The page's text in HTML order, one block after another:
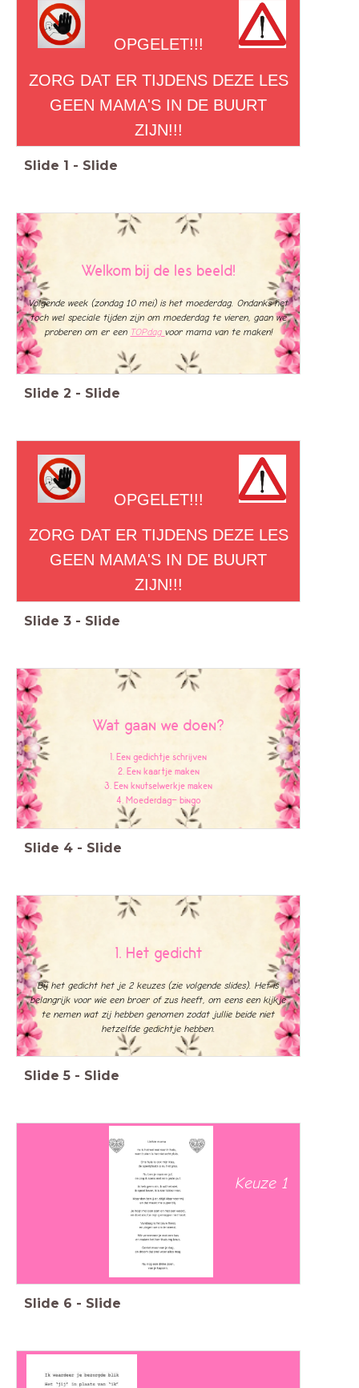
OPGELET!!!
ZORG DAT ER TIJDENS DEZE LES
GEEN MAMA'S IN DE BUURT
ZIJN!!!
Slide 1 - Slide
Welkom bij de les beeld!
Volgende week (zondag 10 mei) is het moederdag. Ondanks het
toch wel speciale tijden zijn om moederdag te vieren, gaan we
proberen om er een TOPdag voor mama van te maken!
Slide 2 - Slide
OPGELET!!!
ZORG DAT ER TIJDENS DEZE LES
GEEN MAMA'S IN DE BUURT
ZIJN!!!
Slide 3 - Slide
Wat gaan we doen?
1. Een gedichtje schrijven
2. Een kaartje maken
3. Een knutselwerkje maken
4. Moederdag- bingo
Slide 4 - Slide
1. Het gedicht
Bij het gedicht het je 2 keuzes (zie volgende slides). Het is
belangrijk voor wie een broer of zus heeft, om eens een kijkje
te nemen wat zij hebben genomen zodat jullie beide niet
hetzelfde gedichtje hebben.
Slide 5 - Slide
Keuze 1
Slide 6 - Slide